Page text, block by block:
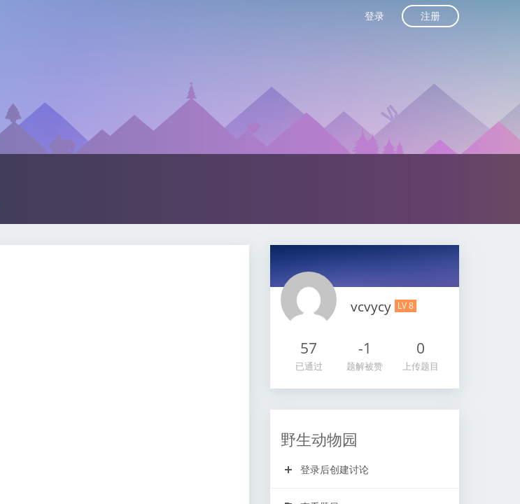
登录 注册
vcvycy LV 8
57
已通过
-1
题解被赞
0
上传题目
野生动物园
登录后创建讨论